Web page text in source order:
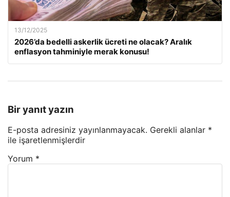
13/12/2025
2026’da bedelli askerlik ücreti ne olacak? Aralık
enflasyon tahminiyle merak konusu!
Bir yanıt yazın
E-posta adresiniz yayınlanmayacak. Gerekli alanlar *
ile işaretlenmişlerdir
Yorum *